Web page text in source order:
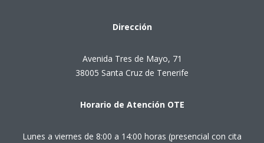
Dirección
Avenida Tres de Mayo, 71
38005 Santa Cruz de Tenerife
Horario de Atención OTE
Lunes a viernes de 8:00 a 14:00 horas (presencial con cita